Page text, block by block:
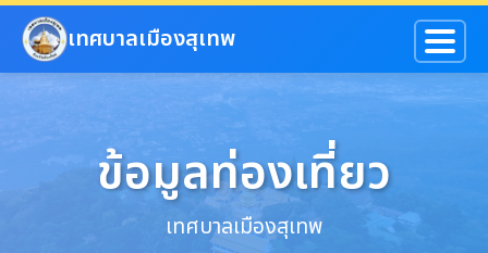
ข้ามไปยังเนื้อหาหลัก
เทศบาลเมืองสุเทพ
ข้อมูลท่องเที่ยว
เทศบาลเมืองสุเทพ